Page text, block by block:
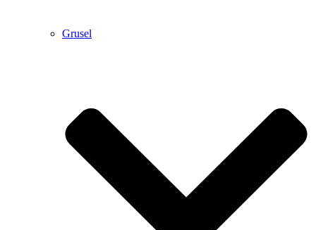
Grusel